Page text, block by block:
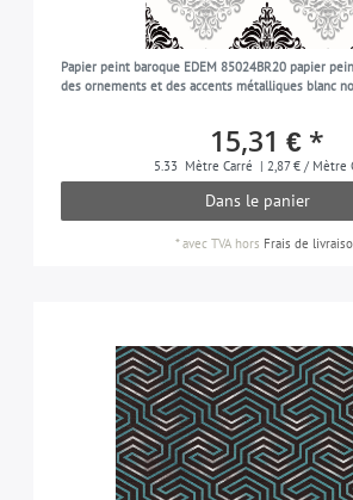
Papier peint baroque EDEM 85024BR20 papier
des ornements et des accents métalliques blanc
15,31 € *
5.33 Mètre Carré | 2,87 € / Mètre
Dans le panier
*avec TVAhors Frais de